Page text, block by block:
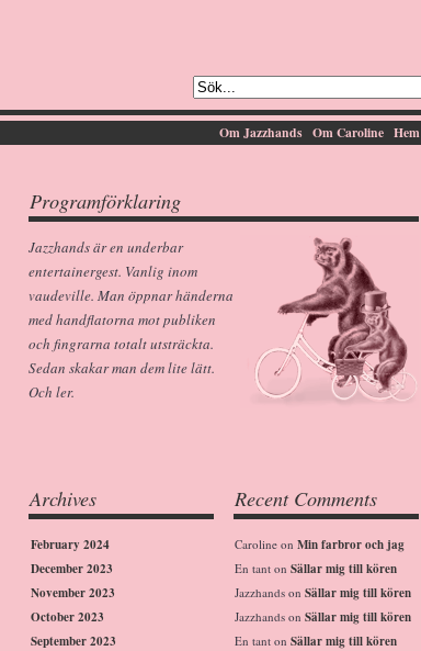
Hem
Om Caroline
Om Jazzhands
Programförklaring
Jazzhands är en underbar
entertainergest. Vanlig inom
vaudeville. Man öppnar händerna
med handflatorna mot publiken
och fingrarna totalt utsträckta.
Sedan skakar man dem lite lätt.
Och ler.
Archives
February 2024
December 2023
November 2023
October 2023
September 2023
Recent Comments
Caroline on Min farbror och jag
En tant on Sällar mig till kören
Jazzhands on Sällar mig till kören
Jazzhands on Sällar mig till kören
En tant on Sällar mig till kören